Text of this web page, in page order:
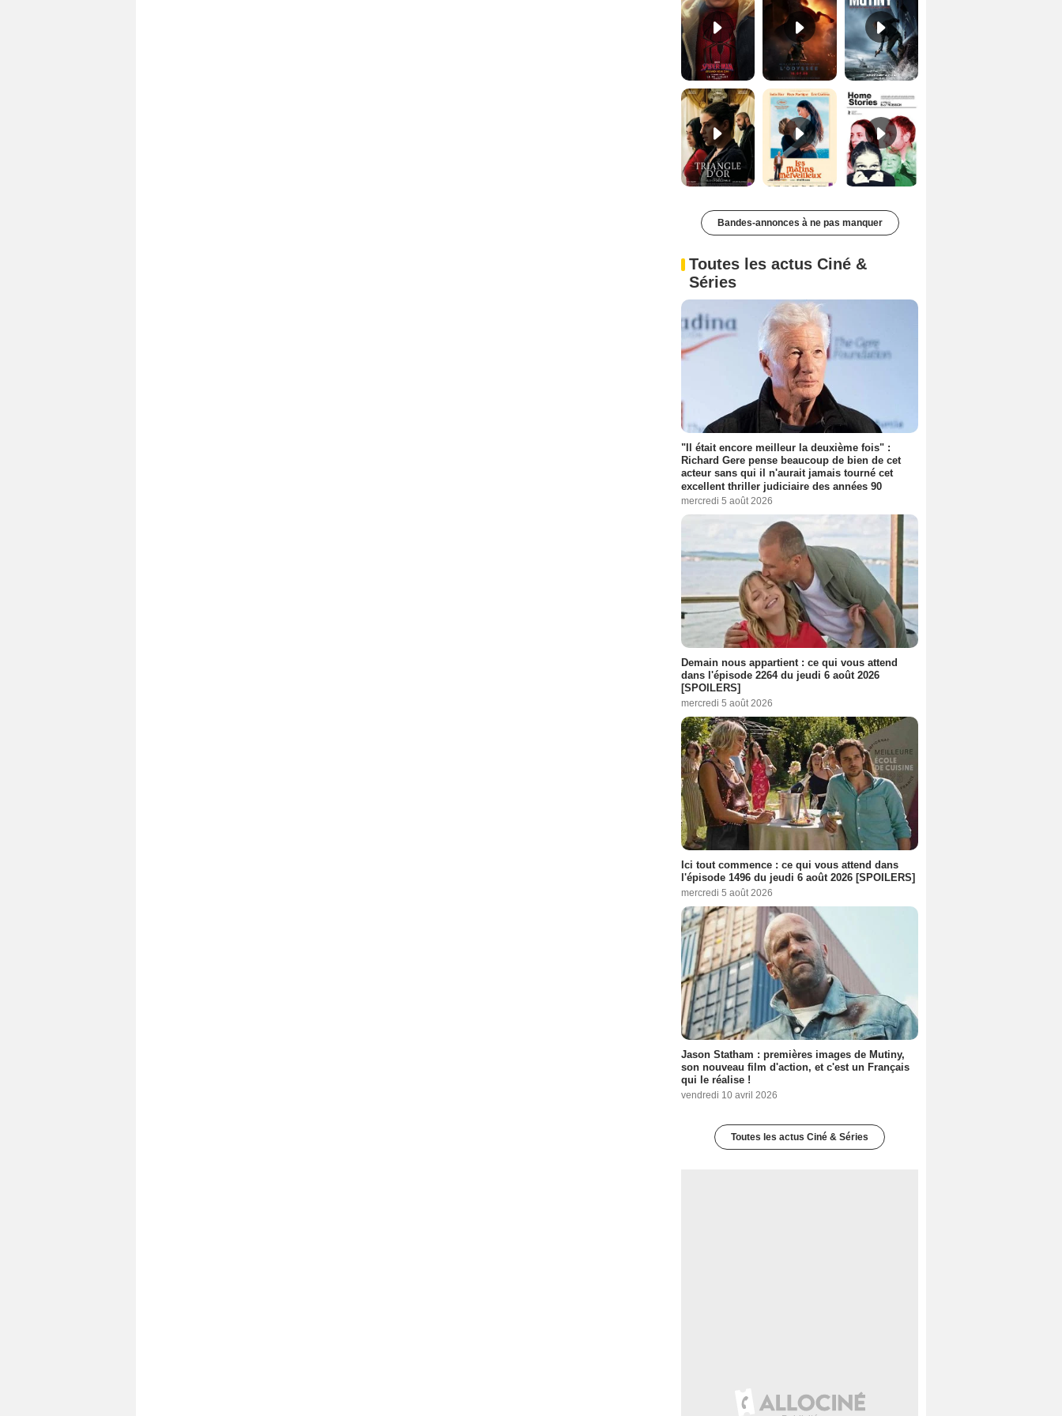
Les Matins merveilleux Bande-annonce VF Home stories Bande-annonce VO STFR
Bandes-annonces à ne pas manquer
Toutes les actus Ciné &
Séries
"Il était encore meilleur la deuxième fois" :
Richard Gere pense beaucoup de bien de cet
acteur sans qui il n'aurait jamais tourné cet
excellent thriller judiciaire des années 90
mercredi 5 août 2026
Demain nous appartient : ce qui vous attend
dans l'épisode 2264 du jeudi 6 août 2026
[SPOILERS]
mercredi 5 août 2026
Ici tout commence : ce qui vous attend dans
l'épisode 1496 du jeudi 6 août 2026 [SPOILERS]
mercredi 5 août 2026
Jason Statham : premières images de Mutiny,
son nouveau film d'action, et c'est un Français
qui le réalise !
vendredi 10 avril 2026
Toutes les actus Ciné & Séries